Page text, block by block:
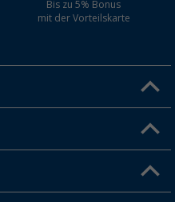
Bis zu 5% Bonus
mit der Vorteilskarte